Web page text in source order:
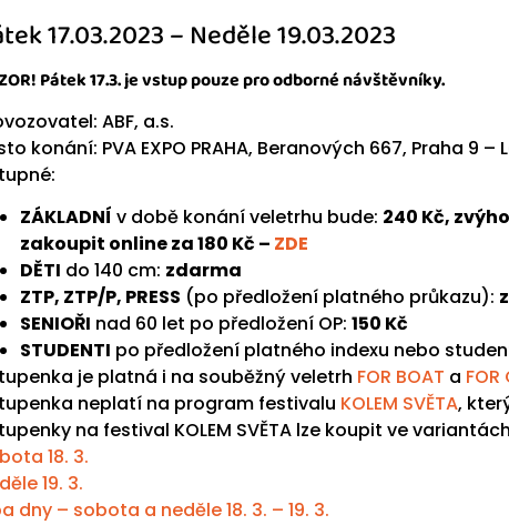
17.03.2023 – Neděle 19.03.2023
Pátek 17.3. je vstup pouze pro odborné návštěvníky.
: ABF, a.s.
konání: PVA EXPO PRAHA, Beranových 667, Praha 9 –
ZÁKLADNÍ v době konání veletrhu bude: 240 Kč,
zakoupit online za 180 Kč – ZDE
DĚTI do 140 cm: zdarma
ZTP, ZTP/P, PRESS (po předložení platného průkazu):
SENIOŘI nad 60 let po předložení OP: 150 Kč
STUDENTI po předložení platného indexu nebo
je platná i na souběžný veletrh FOR BOAT a FOR
neplatí na program festivalu KOLEM SVĚTA,
na festival KOLEM SVĚTA lze koupit ve
18. 3.
19. 3.
dny – sobota a neděle 18. 3. – 19. 3.